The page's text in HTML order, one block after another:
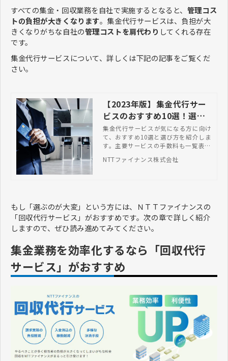
すべての集金・回収業務を自社で実施するとなると、 管理コス
トの負担が大きくなります。集金代行サービスは、負担が大
きくなりがちな自社の管理コストを肩代わり してくれる存在
です。
集金代行サービスについて、詳しくは下記の記事をご覧くだ
さい。
【2023年版】集金代行サー
ビスのおすすめ10選！選び
方、手数料比較
集金代行サービスが気になる方に向け
て、おすすめ10選と選び方を紹介しま
す。主要サービスの手数料も一覧表に
ください。
NTTファイナンス株式会社
もし「選ぶのが大変」という方には、ＮＴＴファイナンスの
「回収代行サービス」がおすすめです。次の章で詳しく紹介
しますので、ぜひ読み進めてみてください。
集金業務を効率化するなら「回収代行
サービス」がおすすめ